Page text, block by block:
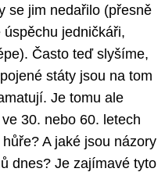
se jim nedařilo (přesně
jedničkáři,
Často teď slyšíme,
státy jsou na tom
Je tomu ale
30. nebo 60. letech
A jaké jsou názory
dnes? Je zajímavé tyto